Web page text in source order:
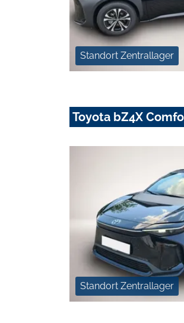
Standort Zentrallager
Toyota bZ4X
Standort Zentrallager